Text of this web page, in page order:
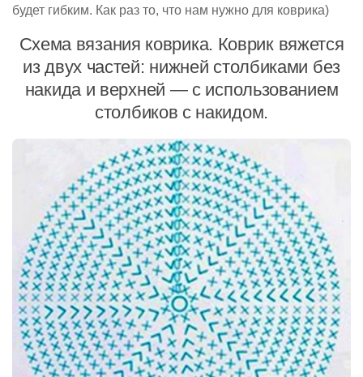
будет гибким. Как раз то, что нам нужно для коврика)
Схема вязания коврика. Коврик вяжется
из двух частей: нижней столбиками без
накида и верхней — с использованием
столбиков с накидом.